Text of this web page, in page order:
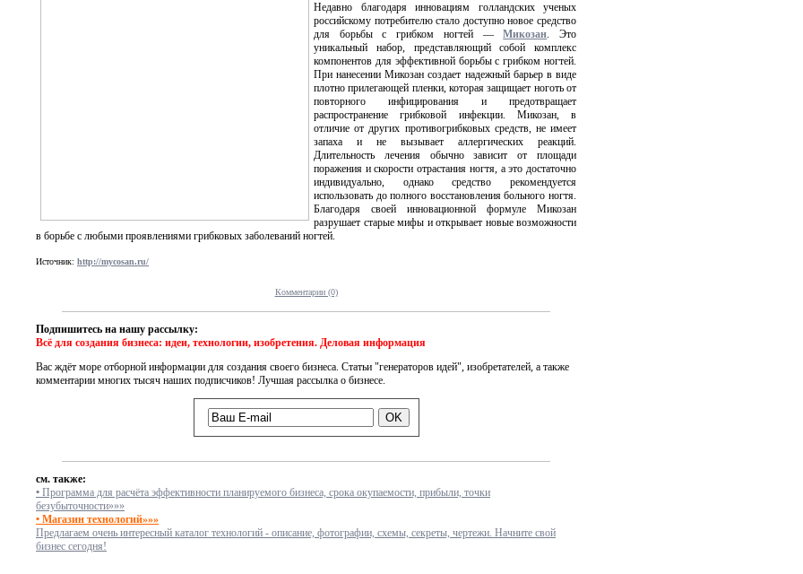
Недавно благодаря инновациям голландских ученых
российскому потребителю стало доступно новое средство
для борьбы с грибком ногтей —Микозан. Это
уникальный набор, представляющий собой комплекс
компонентов для эффективной борьбы с грибком ногтей.
При нанесении Микозан создает надежный барьер в виде
плотно прилегающей пленки, которая защищает ноготь от
повторного инфицирования и предотвращает
распространение грибковой инфекции. Микозан, в
отличие от других противогрибковых средств, не имеет
запаха и не вызывает аллергических реакций.
Длительность лечения обычно зависит от площади
поражения и скорости отрастания ногтя, а это достаточно
индивидуально, однако средство рекомендуется
использовать до полного восстановления больного ногтя.
Благодаря своей инновационной формуле Микозан
разрушает старые мифы и открывает новые возможности
в борьбе с любыми проявлениями грибковых заболеваний ногтей.
Источник: http://mycosan.ru/
Комментарии (0)
Подпишитесь на нашу рассылку:
Всё для создания бизнеса: идеи, технологии, изобретения. Деловая информация
Вас ждёт море отборной информации для создания своего бизнеса. Статьи "генераторов идей", изобретателей, а также
комментарии многих тысяч наших подписчиков! Лучшая рассылка о бизнесе.
см. также:
• Программа для расчёта эффективности планируемого бизнеса, срока окупаемости, прибыли, точки
безубыточности»»»
• Магазин технологий»»»
Предлагаем очень интересный каталог технологий - описание, фотографии, схемы, секреты, чертежи. Начните свой
бизнес сегодня!